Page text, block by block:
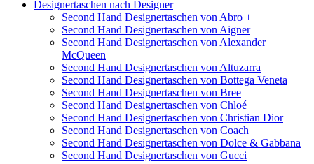
Designertaschen nach Designer
Second Hand Designertaschen von Abro +
Second Hand Designertaschen von Aigner
Second Hand Designertaschen von Alexander
McQueen
Second Hand Designertaschen von Altuzarra
Second Hand Designertaschen von Bottega Veneta
Second Hand Designertaschen von Bree
Second Hand Designertaschen von Chloé
Second Hand Designertaschen von Christian Dior
Second Hand Designertaschen von Coach
Second Hand Designertaschen von Dolce & Gabbana
Second Hand Designertaschen von Gucci